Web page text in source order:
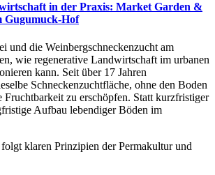
in der Praxis: Market Garden &
Gugumuck-Hof
und die Weinbergschneckenzucht am
wie regenerative Landwirtschaft im urbanen
kann. Seit über 17 Jahren
Schneckenzuchtfläche, ohne den Boden
Fruchtbarkeit zu erschöpfen. Statt kurzfristiger
Aufbau lebendiger Böden im
klaren Prinzipien der Permakultur und